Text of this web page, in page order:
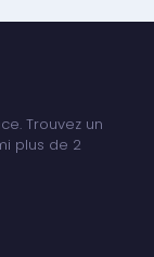
Trouvez un
plus de 2